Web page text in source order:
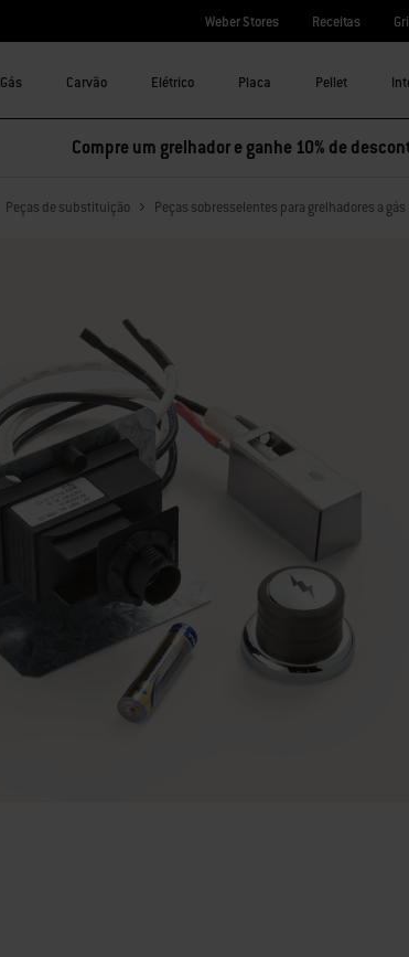
Weber Stores Receitas
Gás Carvão Elétrico Placa Pellet
Compre um grelhador e ganhe 10% de
Peças de substituição Peças sobresselentes para grelhadores a gás